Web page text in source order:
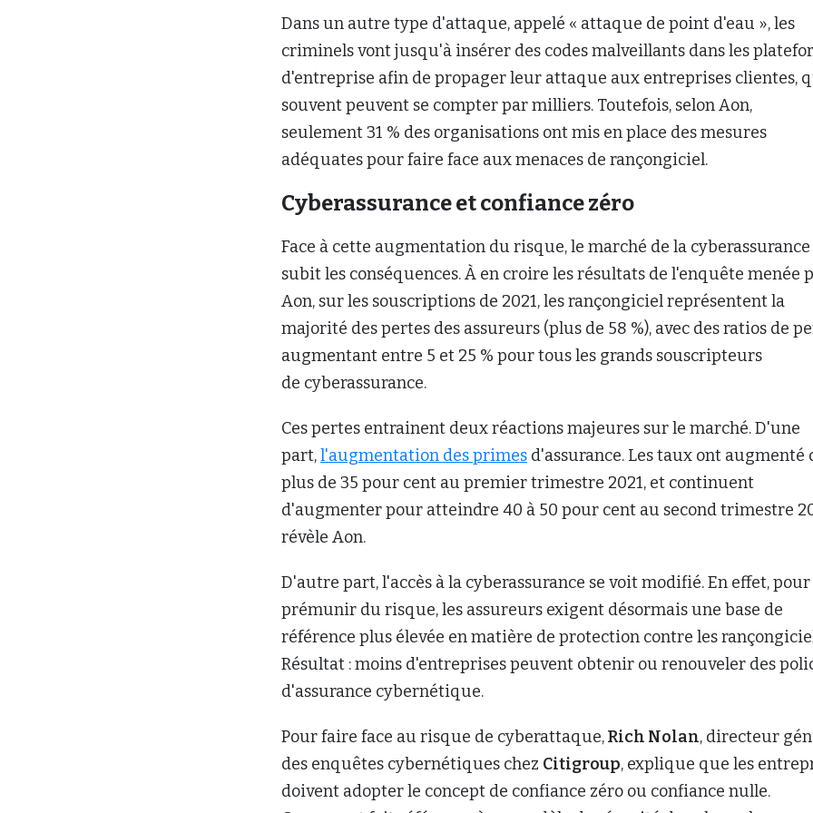
Dans un autre type d'attaque, appelé « attaque de point d'eau », les
criminels vont jusqu'à insérer des codes malveillants dans les
d'entreprise afin de propager leur attaque aux entreprises clientes,
souvent peuvent se compter par milliers. Toutefois, selon Aon,
seulement 31 % des organisations ont mis en place des mesures
adéquates pour faire face aux menaces de rançongiciel.
Cyberassurance et confiance zéro
Face à cette augmentation du risque, le marché de la cyberassurance
subit les conséquences. À en croire les résultats de l'enquête menée
Aon, sur les souscriptions de 2021, les rançongiciel représentent la
majorité des pertes des assureurs (plus de 58 %), avec des ratios de
augmentant entre 5 et 25 % pour tous les grands souscripteurs
de cyberassurance.
Ces pertes entrainent deux réactions majeures sur le marché. D'une
part,l'augmentation des primes d'assurance. Les taux ont augmenté
plus de 35 pour cent au premier trimestre 2021, et continuent
d'augmenter pour atteindre 40 à 50 pour cent au second trimestre
révèle Aon.
D'autre part, l'accès à la cyberassurance se voit modifié. En effet, pour
prémunir du risque, les assureurs exigent désormais une base de
référence plus élevée en matière de protection contre les
Résultat : moins d'entreprises peuvent obtenir ou renouveler des
d'assurance cybernétique.
Pour faire face au risque de cyberattaque,Rich Nolan, directeur
des enquêtes cybernétiques chez Citigroup, explique que les
doivent adopter le concept de confiance zéro ou confiance nulle.